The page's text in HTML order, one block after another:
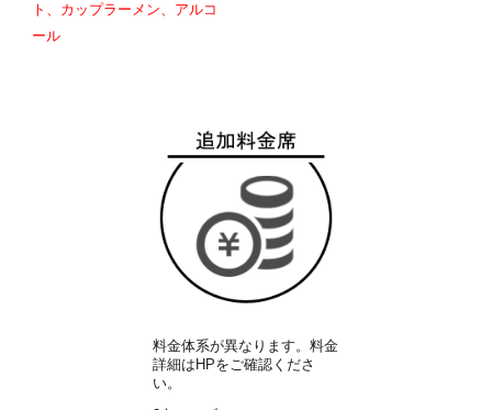
ト、カップラーメン、アルコ
ール
料金体系が異なります。料金
詳細はHPをご確認くださ
い。